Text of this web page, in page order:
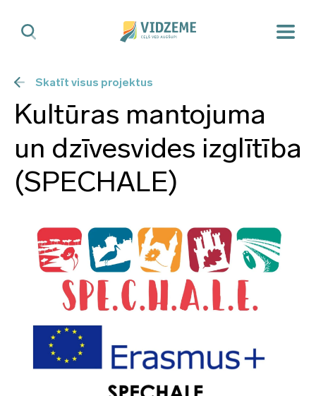
Skatīt visus projektus
Kultūras mantojuma
un dzīvesvides izglītība
(SPECHALE)